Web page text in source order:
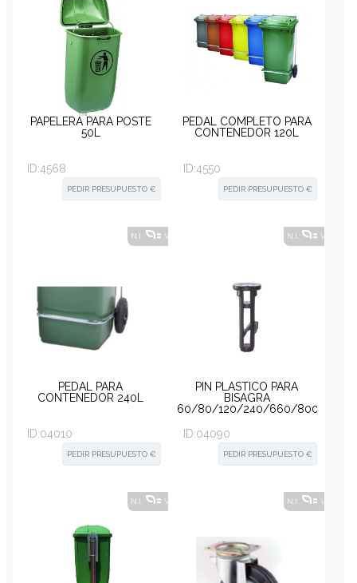
PAPELERA PARA POSTE
50L
ID:4568
PEDIR PRESUPUESTO €
PEDAL COMPLETO PARA
CONTENEDOR 120L
ID:4550
PEDIR PRESUPUESTO €
N.I. VER ALTERNATIVAS
PEDAL PARA
CONTENEDOR 240L
ID:04010
PEDIR PRESUPUESTO €
N.I. VER
PIN PLÁSTICO PARA
BISAGRA
60/80/120/240/660/800L.
ID:04090
PEDIR PRESUPUESTO €
N.I. VER ALTERNATIVAS N.I. VER